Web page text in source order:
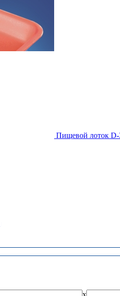
Пищевой лоток D-
x